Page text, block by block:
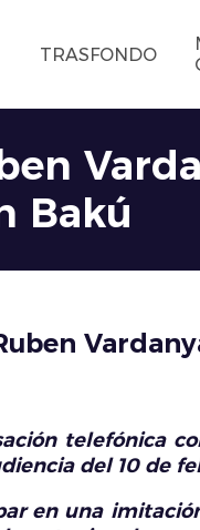
TRASFONDO
Bakú
telefónica
del 10 de
en una